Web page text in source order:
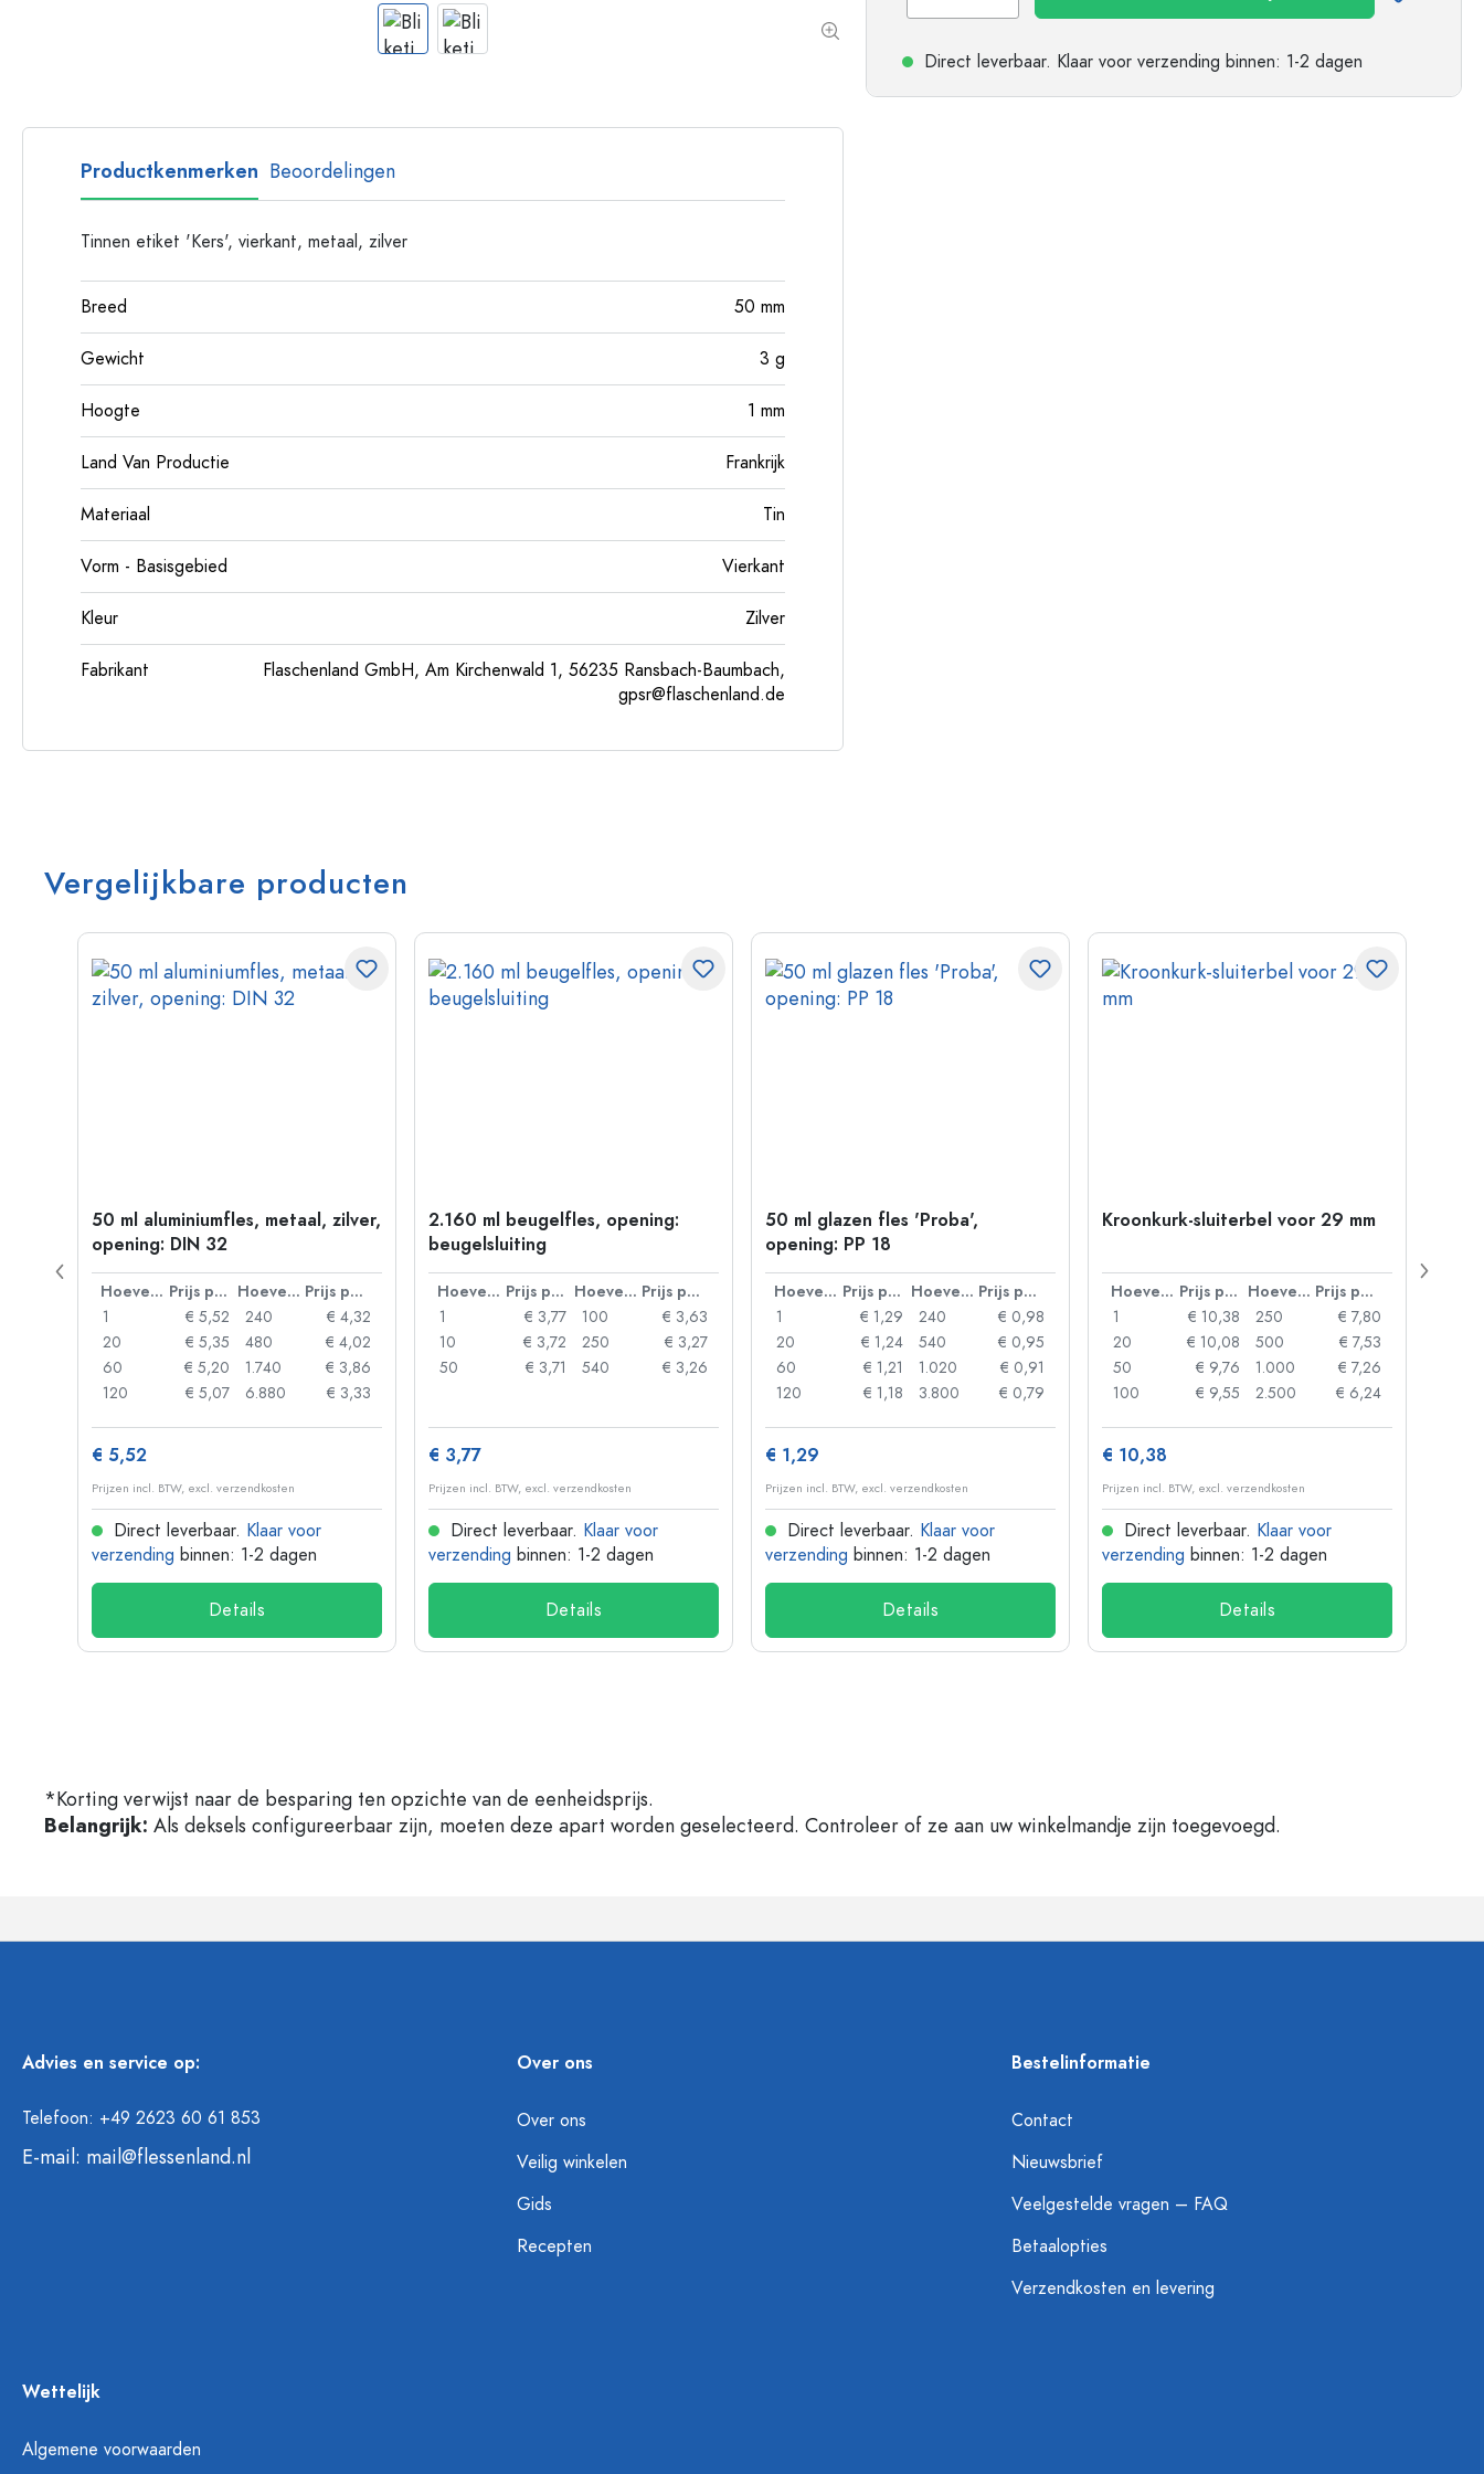
Glazen flessen met hengsel
Flessen met lange hals
Polygonale flessen
Gistingsflessen & Mandflessen
Flessen per materiaal
Glazen flessen
Plastic flessen
Direct leverbaar. Klaar voor verzending binnen: 1-2 dagen
Productkenmerken Beoordelingen
Tinnen etiket 'Kers', vierkant, metaal, zilver
Breed 50 mm
Gewicht 3 g
Hoogte 1 mm
Land Van Productie Frankrijk
Materiaal Tin
Vorm - Basisgebied Vierkant
Kleur Zilver
Fabrikant
Flaschenland GmbH, Am Kirchenwald 1, 56235 Ransbach-Baumbach,
gpsr@flaschenland.de
Vergelijkbare producten
50 ml aluminiumfles, metaal, zilver,
opening: DIN 32
Hoeveelheid Prijs per eenheid Hoeveelheid
Prijs per eenheid
1
€ 5,52
20
€ 5,35
60
€ 5,20
120
€ 5,07
240
€ 4,32
480
€ 4,02
1.740
€ 3,86
6.880
€ 3,33
€ 5,52
Prijzen incl. BTW, excl. verzendkosten
Direct leverbaar. Klaar voor
verzending binnen: 1-2 dagen
Details
2.160 ml beugelfles, opening:
beugelsluiting
Hoeveelheid Prijs per eenheid Hoeveelheid
Prijs per eenheid
1
€ 3,77
10
€ 3,72
50
€ 3,71
100
€ 3,63
250
€ 3,27
540
€ 3,26
€ 3,77
Prijzen incl. BTW, excl. verzendkosten
Direct leverbaar. Klaar voor
verzending binnen: 1-2 dagen
Details
50 ml glazen fles 'Proba',
opening: PP 18
Hoeveelheid Prijs per eenheid Hoeveelheid
Prijs per eenheid
1
€ 1,29
20
€ 1,24
60
€ 1,21
120
€ 1,18
240
€ 0,98
540
€ 0,95
1.020
€ 0,91
3.800
€ 0,79
€ 1,29
Prijzen incl. BTW, excl. verzendkosten
Direct leverbaar. Klaar voor
verzending binnen: 1-2 dagen
Details
Kroonkurk-sluiterbel voor 29 mm
Hoeveelheid Prijs per eenheid Hoeveelheid
Prijs per eenheid
1
€ 10,38
20
€ 10,08
50
€ 9,76
100
€ 9,55
250
€ 7,80
500
€ 7,53
1.000
€ 7,26
2.500
€ 6,24
€ 10,38
Prijzen incl. BTW, excl. verzendkosten
Direct leverbaar. Klaar voor
verzending binnen: 1-2 dagen
Details
*Korting verwijst naar de besparing ten opzichte van de eenheidsprijs.
Belangrijk: Als deksels configureerbaar zijn, moeten deze apart worden geselecteerd. Controleer of ze aan uw winkelmandje zijn toegevoegd.
Advies en service op:
Telefoon: +49 2623 60 61 853
E-mail: mail@flessenland.nl
Over ons
Over ons
Veilig winkelen
Gids
Recepten
Bestelinformatie
Contact
Nieuwsbrief
Veelgestelde vragen – FAQ
Betaalopties
Verzendkosten en levering
Wettelijk
Algemene voorwaarden